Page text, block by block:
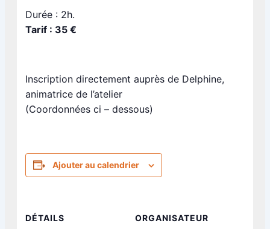
Durée : 2h.
Tarif : 35 €
Inscription directement auprès de Delphine,
animatrice de l’atelier
(Coordonnées ci – dessous)
Ajouter au calendrier
DÉTAILS
ORGANISATEUR